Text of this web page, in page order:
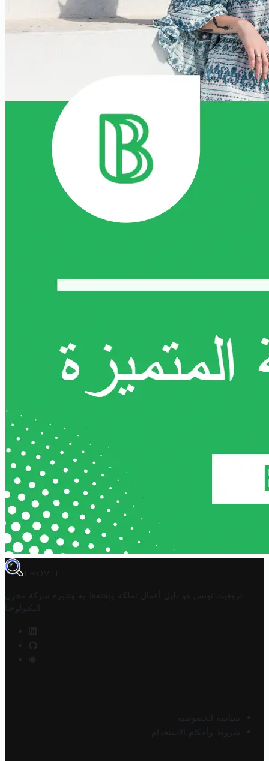
TROVIT
تروفيت تونس هو دليل أعمال تملكه وتحتفظ به وتديره
شركة مخزن
التكنولوجيا
سياسة الخصوصية
شروط وأحكام الاستخدام